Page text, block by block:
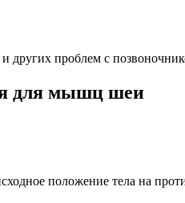
и других проблем с
для мышц шеи
положение тела на